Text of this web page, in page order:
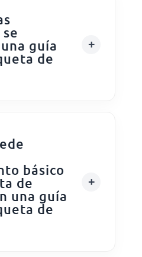
guía
de
básico
de
una guía
de